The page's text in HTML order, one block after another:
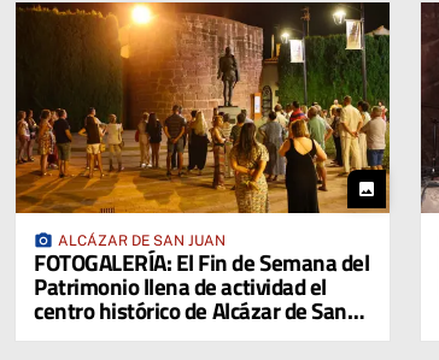
photo
photo_camera ALCÁZAR DE SAN JUAN
FOTOGALERÍA: El Fin de Semana del
Patrimonio llena de actividad el
centro histórico de Alcázar de San
Juan